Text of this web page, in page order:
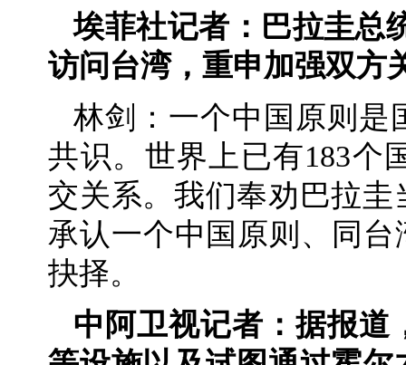
埃菲社记者：巴拉圭总
访问台湾，重申加强双方
林剑：一个中国原则是
共识。世界上已有183个
交关系。我们奉劝巴拉
承认一个中国原则、同
抉择。
中阿卫视记者：据报道